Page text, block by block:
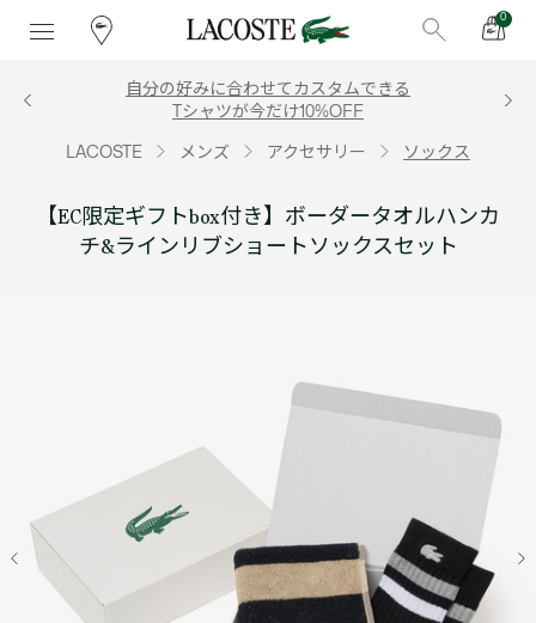
0
自分の好みに合わせてカスタムできる
Tシャツが今だけ10%OFF
LACOSTE メンズ アクセサリー ソックス
【EC限定ギフトbox付き】ボーダータオルハンカ
チ&ラインリブショートソックスセット